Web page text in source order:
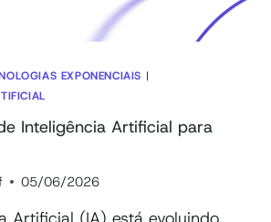
EXPONENCIAIS |
Inteligência Artificial para
05/06/2026